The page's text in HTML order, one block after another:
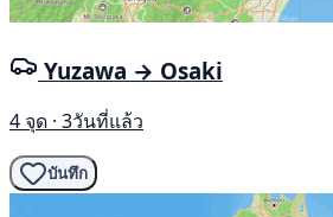
Yuzawa → Osaki
4 จุด · 3วันที่แล้ว
บันทึก